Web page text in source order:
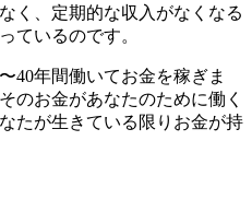
く、定期的な収入がなくなる
ているのです。
40年間働いてお金を稼ぎま
のお金があなたのために働く
たが生きている限りお金が持